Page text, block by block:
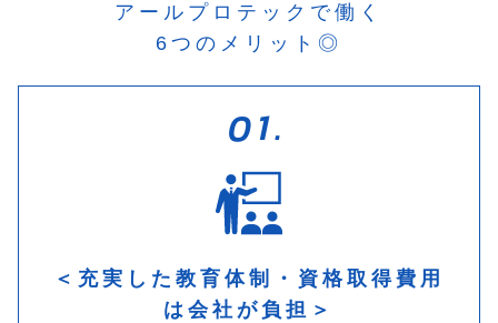
アールプロテックで働く
6つのメリット◎
＜充実した教育体制・資格取得費用
は会社が負担＞